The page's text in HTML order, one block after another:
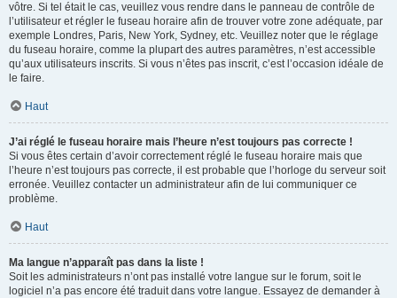
vôtre. Si tel était le cas, veuillez vous rendre dans le panneau de contrôle de
l’utilisateur et régler le fuseau horaire afin de trouver votre zone adéquate, par
exemple Londres, Paris, New York, Sydney, etc. Veuillez noter que le réglage
du fuseau horaire, comme la plupart des autres paramètres, n’est accessible
qu’aux utilisateurs inscrits. Si vous n’êtes pas inscrit, c’est l’occasion idéale de
le faire.
Haut
J’ai réglé le fuseau horaire mais l’heure n’est toujours pas correcte !
Si vous êtes certain d’avoir correctement réglé le fuseau horaire mais que
l’heure n’est toujours pas correcte, il est probable que l’horloge du serveur soit
erronée. Veuillez contacter un administrateur afin de lui communiquer ce
problème.
Haut
Ma langue n’apparaît pas dans la liste !
Soit les administrateurs n’ont pas installé votre langue sur le forum, soit le
logiciel n’a pas encore été traduit dans votre langue. Essayez de demander à